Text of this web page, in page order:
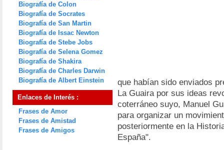
Biografía de Colon
Biografía de Socrates
Biografía de San Martin
Biografía de Issac Newton
Biografía de Stebe Jobs
Biografía de Selena Gomez
Biografía de Shakira
Biografía de Charles Darwin
Biografía de Albert Einstein
Enlaces de Interés :
Frases de Amor
Frases de Amistad
Frases de Amigos
que habían sido enviados
La Guaira por sus ideas
coterráneo suyo, Manuel
para organizar un
posteriormente en la
España".